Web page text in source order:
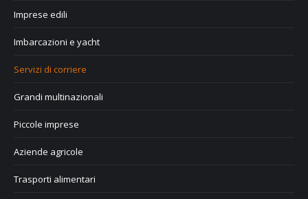
Imprese edili
Imbarcazioni e yacht
Servizi di corriere
Grandi multinazionali
Piccole imprese
Aziende agricole
Trasporti alimentari